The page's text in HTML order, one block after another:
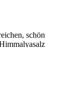
schön
ist gut für
Verbenaöl und
Kopfhaut.